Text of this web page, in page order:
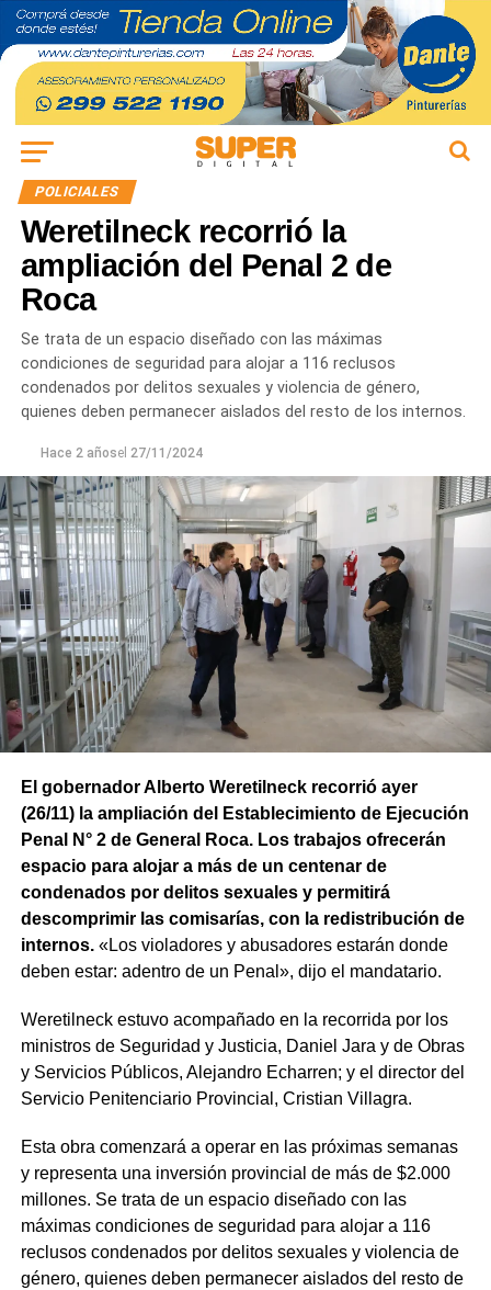
POLICIALES
Weretilneck recorrió la
ampliación del Penal 2 de
Roca
Se trata de un espacio diseñado con las máximas
condiciones de seguridad para alojar a 116 reclusos
condenados por delitos sexuales y violencia de género,
quienes deben permanecer aislados del resto de los internos.
Hace 2 añosel 27/11/2024
El gobernador Alberto Weretilneck recorrió ayer
(26/11) la ampliación del Establecimiento de Ejecución
Penal N° 2 de General Roca. Los trabajos ofrecerán
espacio para alojar a más de un centenar de
condenados por delitos sexuales y permitirá
descomprimir las comisarías, con la redistribución de
internos.«Los violadores y abusadores estarán donde
deben estar: adentro de un Penal», dijo el mandatario.
Weretilneck estuvo acompañado en la recorrida por los
ministros de Seguridad y Justicia, Daniel Jara y de Obras
y Servicios Públicos, Alejandro Echarren; y el director del
Servicio Penitenciario Provincial, Cristian Villagra.
Esta obra comenzará a operar en las próximas semanas
y representa una inversión provincial de más de $2.000
millones. Se trata de un espacio diseñado con las
máximas condiciones de seguridad para alojar a 116
reclusos condenados por delitos sexuales y violencia de
género, quienes deben permanecer aislados del resto de